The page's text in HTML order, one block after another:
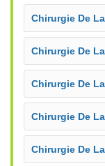
Chirurgie De
Chirurgie De
Chirurgie De
Chirurgie De
Chirurgie De